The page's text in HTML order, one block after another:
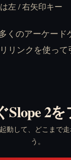
左 / 右矢印キー
くのアーケー
リンクを使って
Slope 2
動して、どこまで
う。